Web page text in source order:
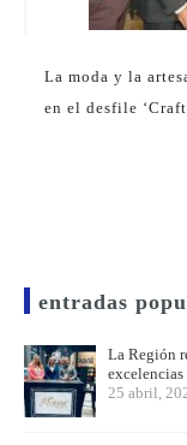
La moda y la
en el desfile
entradas
La Región
excelencias
25 abril,